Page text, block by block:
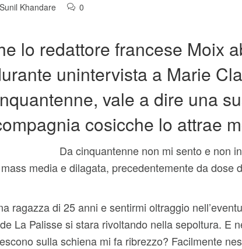
Sunil Khandare 0
lo redattore francese Moix
unintervista a Marie
vale a dire una
cosicche lo attrae
Da cinquantenne non mi sento e non
media e dilagata, precedentemente da dose
ragazza di 25 anni e sentirmi oltraggio
La Palisse si stara rivoltando nella sepoltura. E
sulla schiena mi fa ribrezzo? Facilmente